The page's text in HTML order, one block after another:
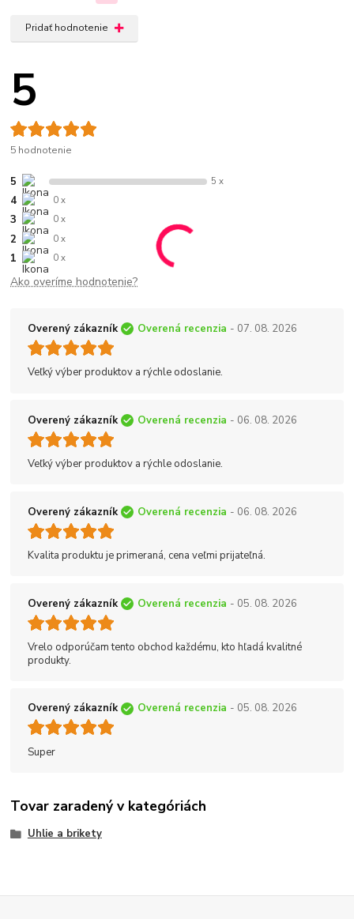
Pridať hodnotenie
5
5 hodnotenie
5 5 x
4 0 x
3 0 x
2 0 x
1 0 x
Ako overíme hodnotenie?
Overený zákazník Overená recenzia - 07. 08. 2026
Veľký výber produktov a rýchle odoslanie.
Overený zákazník Overená recenzia - 06. 08. 2026
Veľký výber produktov a rýchle odoslanie.
Overený zákazník Overená recenzia - 06. 08. 2026
Kvalita produktu je primeraná, cena veľmi prijateľná.
Overený zákazník Overená recenzia - 05. 08. 2026
Vrelo odporúčam tento obchod každému, kto hľadá kvalitné
produkty.
Overený zákazník Overená recenzia - 05. 08. 2026
Super
Tovar zaradený v kategóriách
Uhlie a brikety